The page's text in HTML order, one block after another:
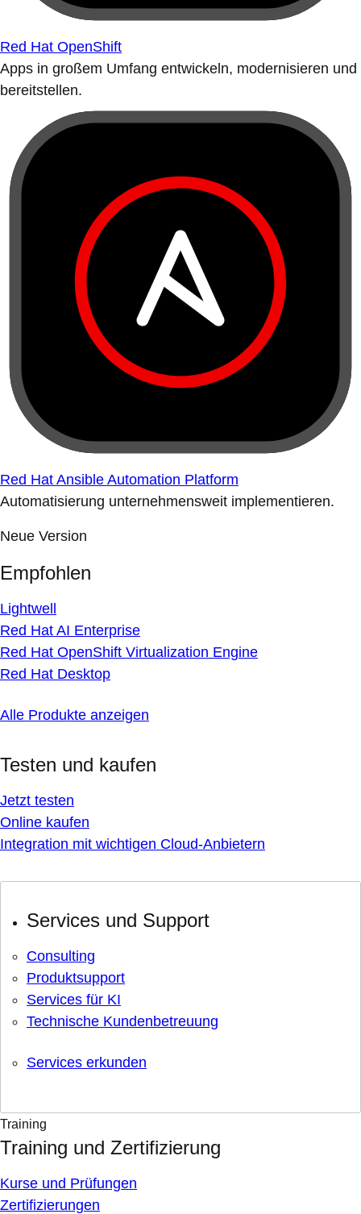
Red Hat OpenShift
Apps in großem Umfang entwickeln, modernisieren und
bereitstellen.
Red Hat Ansible Automation Platform
Automatisierung unternehmensweit implementieren.
Neue Version
Empfohlen
Lightwell
Red Hat AI Enterprise
Red Hat OpenShift Virtualization Engine
Red Hat Desktop
Alle Produkte anzeigen
Testen und kaufen
Jetzt testen
Online kaufen
Integration mit wichtigen Cloud-Anbietern
Services und Support
Consulting
Produktsupport
Services für KI
Technische Kundenbetreuung
Services erkunden
Training
Training und Zertifizierung
Kurse und Prüfungen
Zertifizierungen